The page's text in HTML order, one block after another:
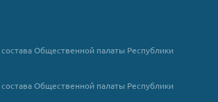
Общественной палаты Республики
Общественной палаты Республики